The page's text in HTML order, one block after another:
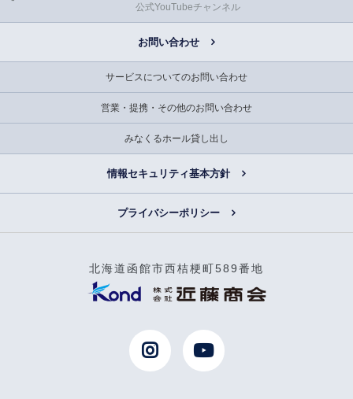
公式YouTubeチャンネル
お問い合わせ
サービスについてのお問い合わせ
営業・提携・その他のお問い合わせ
みなくるホール貸し出し
情報セキュリティ基本方針
プライバシーポリシー
北海道函館市西桔梗町589番地